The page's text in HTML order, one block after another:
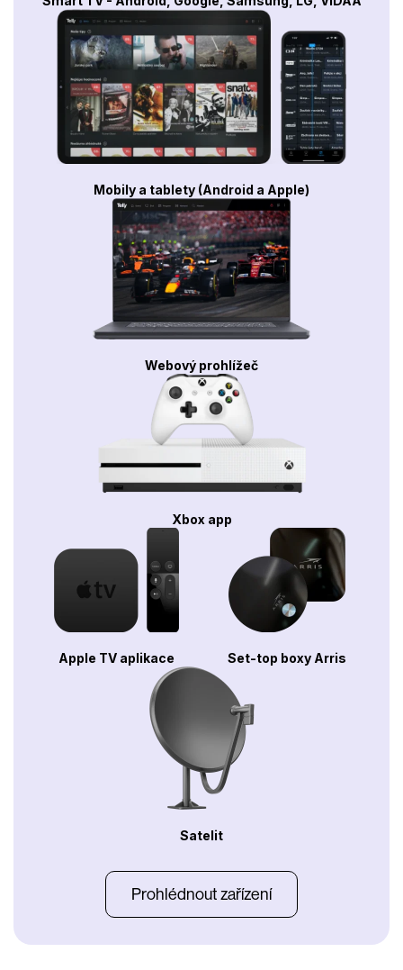
Mobily a tablety (Android a Apple)
Webový prohlížeč
Xbox app
Apple TV aplikace Set-top boxy Arris
Satelit
Prohlédnout zařízení